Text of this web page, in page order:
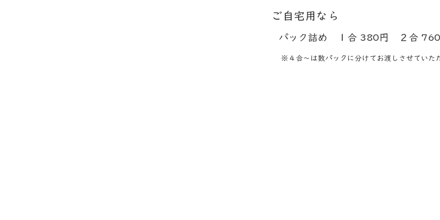
ご自宅用なら​
パック詰め １合 380円 ２合
※４合～は数パックに分けてお渡しさせていた